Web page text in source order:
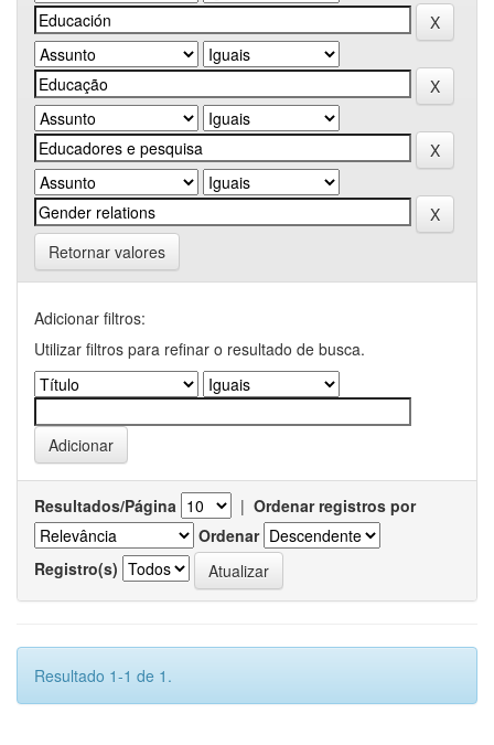
Retornar valores
Adicionar filtros:
Utilizar filtros para refinar o resultado de busca.
Resultados/Página | Ordenar registros por
Ordenar
Registro(s)
Resultado 1-1 de 1.